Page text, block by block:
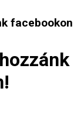
facebookon